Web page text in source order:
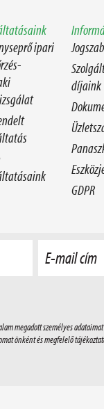
ipari
díjaink
GDPR
E-mail cím
megadott személyes
önként és megfelelő